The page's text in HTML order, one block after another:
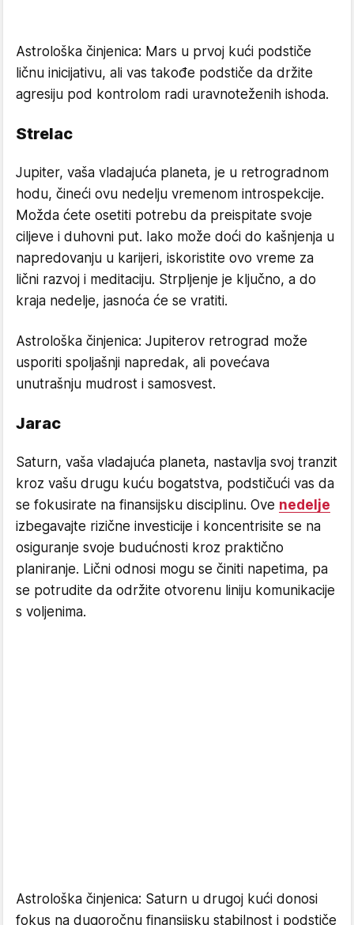
Astrološka činjenica: Mars u prvoj kući podstiče
ličnu inicijativu, ali vas takođe podstiče da držite
agresiju pod kontrolom radi uravnoteženih ishoda.
Strelac
Jupiter, vaša vladajuća planeta, je u retrogradnom
hodu, čineći ovu nedelju vremenom introspekcije.
Možda ćete osetiti potrebu da preispitate svoje
ciljeve i duhovni put. Iako može doći do kašnjenja u
napredovanju u karijeri, iskoristite ovo vreme za
lični razvoj i meditaciju. Strpljenje je ključno, a do
kraja nedelje, jasnoća će se vratiti.
Astrološka činjenica: Jupiterov retrograd može
usporiti spoljašnji napredak, ali povećava
unutrašnju mudrost i samosvest.
Jarac
Saturn, vaša vladajuća planeta, nastavlja svoj tranzit
kroz vašu drugu kuću bogatstva, podstičući vas da
se fokusirate na finansijsku disciplinu. Ove nedelje
izbegavajte rizične investicije i koncentrisite se na
osiguranje svoje budućnosti kroz praktično
planiranje. Lični odnosi mogu se činiti napetima, pa
se potrudite da održite otvorenu liniju komunikacije
s voljenima.
Astrološka činjenica: Saturn u drugoj kući donosi
fokus na dugoročnu finansijsku stabilnost i podstiče